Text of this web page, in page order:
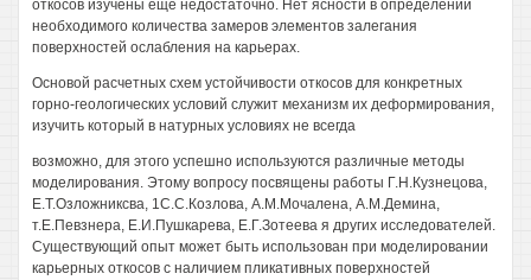
откосов изучены еще недостаточно. Нет ясности в определении
необходимого количества замеров элементов залегания
поверхностей ослабления на карьерах.
Основой расчетных схем устойчивости откосов для конкретных
горно-геологических условий служит механизм их деформирования,
изучить который в натурных условиях не всегда
возможно, для этого успешно используются различные методы
моделирования. Этому вопросу посвящены работы Г.Н.Кузнецова,
Е.Т.Озложниксва, 1С.С.Козлова, A.M.Мочалена, А.М.Демина,
т.Е.Певзнера, Е.И.Пушкарева, Е.Г.Зотеева я других исследователей.
Существующий опыт может быть использован при моделировании
карьерных откосов с наличием пликативных поверхностей